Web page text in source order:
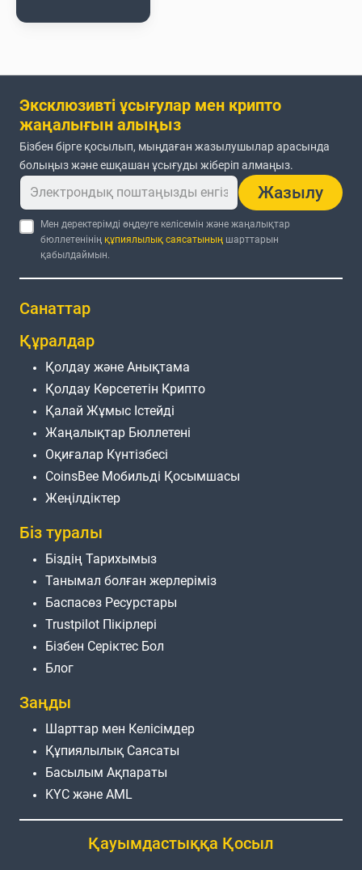
Эксклюзивті ұсығулар мен крипто
жаңалығын алыңыз
Бізбен бірге қосылып, мыңдаған жазылушылар арасында
болыңыз және ешқашан ұсығуды жіберіп алмаңыз.
Жазылу
Мен деректерімді өңдеуге келісемін және жаңалықтар
бюллетенінің құпиялылық саясатының шарттарын
қабылдаймын.
Санаттар
Құралдар
Қолдау және Анықтама
Қолдау Көрсететін Крипто
Қалай Жұмыс Істейді
Жаңалықтар Бюллетені
Оқиғалар Күнтізбесі
CoinsBee Мобильді Қосымшасы
Жеңілдіктер
Біз туралы
Біздің Тарихымыз
Танымал болған жерлеріміз
Баспасөз Ресурстары
Trustpilot Пікірлері
Бізбен Серіктес Бол
Блог
Заңды
Шарттар мен Келісімдер
Құпиялылық Саясаты
Басылым Ақпараты
KYC және AML
Қауымдастыққа Қосыл